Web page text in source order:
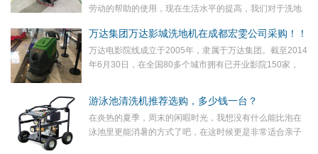
劳动的帮助的使用，现在生活水平的提高，我们对于洗地
们简单了解一下我们的洗地机的比作任务的使用
万达集团万达影城洗地机在成都宏雯公司采购！！
万达电影院线成立于2005年，隶属于万达集团。截至2014
年6月30日，在全国80多个城市拥有已开业影院150家，
游泳池清洗机推荐选购，多少钱一台？
在炎热的夏季，周末的闲暇时光，我想没有什么能比泡在
泳池里更能消暑的方式了吧，在这时候更是非常适合亲子